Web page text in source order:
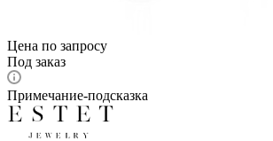
Цена по запросу
Под заказ
Примечание-подсказка